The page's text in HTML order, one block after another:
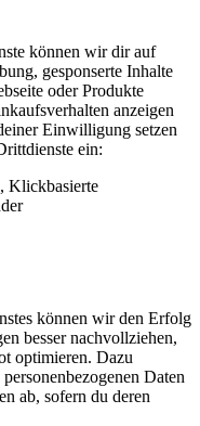
können wir dir auf
gesponserte Inhalte
oder Produkte
anzeigen
Einwilligung setzen
ein:
Klickbasierte
können wir den Erfolg
besser nachvollziehen,
optimieren. Dazu
Daten
ab, sofern du deren